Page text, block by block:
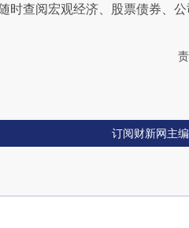
时查阅宏观经济、股票债券、
订阅财新网主